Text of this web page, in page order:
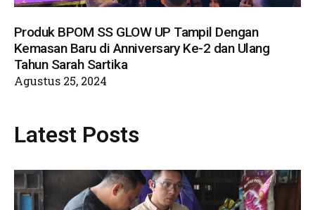
Produk BPOM SS GLOW UP Tampil Dengan
Kemasan Baru di Anniversary Ke-2 dan Ulang
Tahun Sarah Sartika
Agustus 25, 2024
Latest Posts